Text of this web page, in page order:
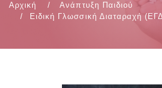
Αρχική
Ανάπτυξη Παιδιού
Ειδική Γλωσσική Διαταραχή